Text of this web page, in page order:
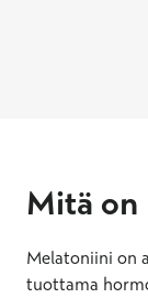
Mitä
Melatoniini on
tuottama